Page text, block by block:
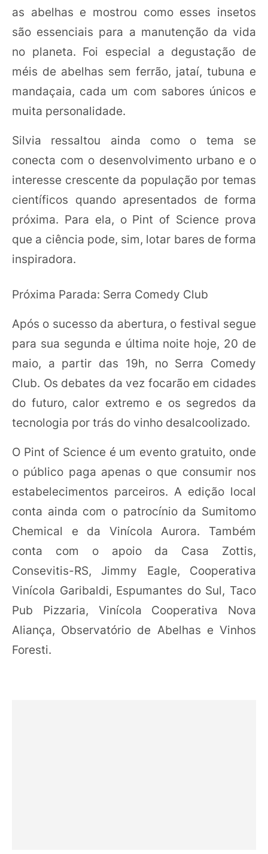
as abelhas e mostrou como esses insetos
são essenciais para a manutenção da vida
no planeta. Foi especial a degustação de
méis de abelhas sem ferrão, jataí, tubuna e
mandaçaia, cada um com sabores únicos e
muita personalidade.
Silvia ressaltou ainda como o tema se
conecta com o desenvolvimento urbano e o
interesse crescente da população por temas
científicos quando apresentados de forma
próxima. Para ela, o Pint of Science prova
que a ciência pode, sim, lotar bares de forma
inspiradora.
Próxima Parada: Serra Comedy Club
Após o sucesso da abertura, o festival segue
para sua segunda e última noite hoje, 20 de
maio, a partir das 19h, no Serra Comedy
Club. Os debates da vez focarão em cidades
do futuro, calor extremo e os segredos da
tecnologia por trás do vinho desalcoolizado.
O Pint of Science é um evento gratuito, onde
o público paga apenas o que consumir nos
estabelecimentos parceiros. A edição local
conta ainda com o patrocínio da Sumitomo
Chemical e da Vinícola Aurora. Também
conta com o apoio da Casa Zottis,
Consevitis-RS, Jimmy Eagle, Cooperativa
Vinícola Garibaldi, Espumantes do Sul, Taco
Pub Pizzaria, Vinícola Cooperativa Nova
Aliança, Observatório de Abelhas e Vinhos
Foresti.